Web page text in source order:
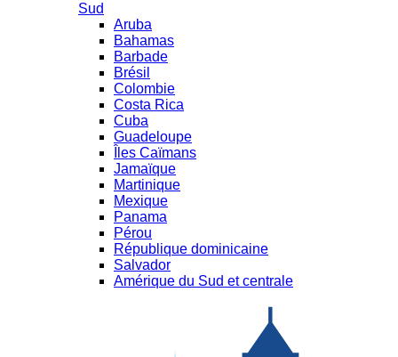
Sud
Aruba
Bahamas
Barbade
Brésil
Colombie
Costa Rica
Cuba
Guadeloupe
Îles Caïmans
Jamaïque
Martinique
Mexique
Panama
Pérou
République dominicaine
Salvador
Amérique du Sud et centrale